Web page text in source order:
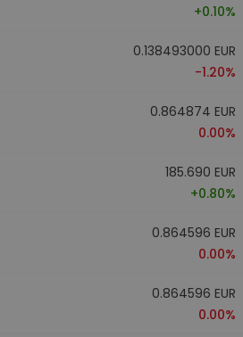
+0.10%
0.138493000 EUR
-1.20%
0.864874 EUR
0.00%
185.690 EUR
+0.80%
0.864596 EUR
0.00%
0.864596 EUR
0.00%